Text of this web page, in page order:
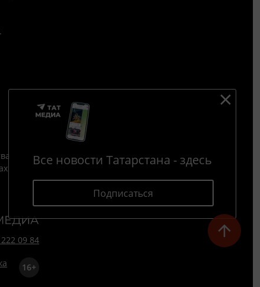
Все новости Татарстана - здесь
Подписаться
09 84
16+